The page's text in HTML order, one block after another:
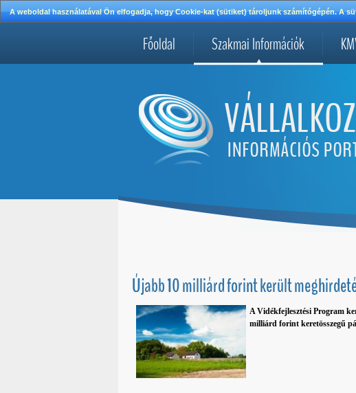
A weboldal használatával Ön elfogadja, hogy Cookie-kat (sütiket) tároljunk számítógépén. A
Főoldal Szakmai Információk
Újabb 10 milliárd forint került
A Vidékfejlesztési Program
milliárd forint keretösszegű